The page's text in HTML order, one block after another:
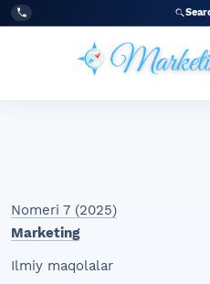
Skip to main navigation
Skip to main content
Skip to site footer
Tel:
+998977838464
Nomeri 7 (2025)
Marketing
Ilmiy maqolalar